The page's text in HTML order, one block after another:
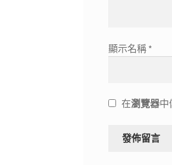
顯示名稱 *
在瀏覽器中